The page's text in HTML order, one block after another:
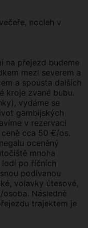
nocleh v
na přejezd budeme
mezi severem a
a spousta dalších
kroje zvané bubu.
vydáme se
gambijských
v rezervaci
cca 50 €/os.
oceněný
mnoha
po říčních
podívanou
volavky útesové,
Následně
trajektem je